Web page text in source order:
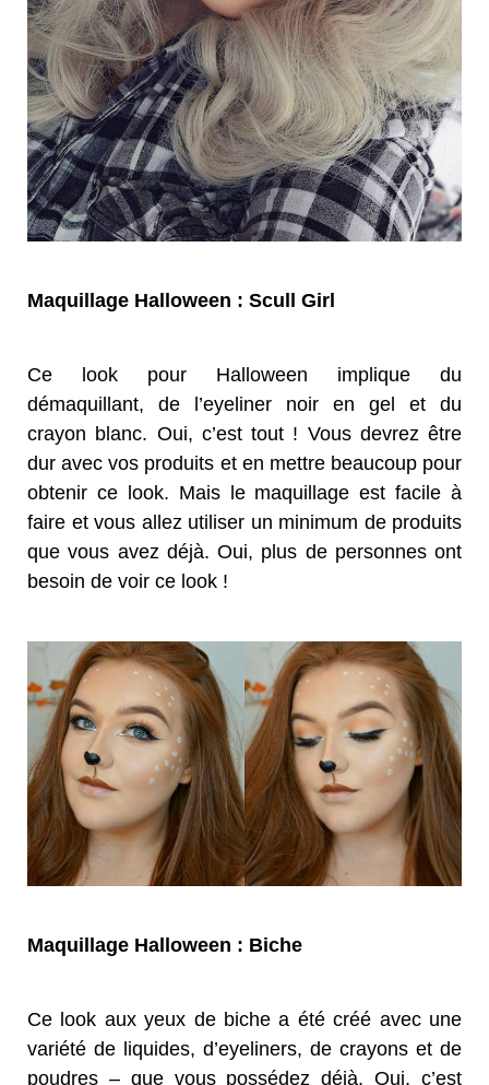
Maquillage Halloween : Scull Girl
Ce look pour Halloween implique du
démaquillant, de l’eyeliner noir en gel et du
crayon blanc. Oui, c’est tout ! Vous devrez être
dur avec vos produits et en mettre beaucoup pour
obtenir ce look. Mais le maquillage est facile à
faire et vous allez utiliser un minimum de produits
que vous avez déjà. Oui, plus de personnes ont
besoin de voir ce look !
Maquillage Halloween : Biche
Ce look aux yeux de biche a été créé avec une
variété de liquides, d’eyeliners, de crayons et de
poudres – que vous possédez déjà. Oui, c’est